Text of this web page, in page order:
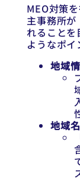
MEO対策
主事務所
れること
ようなポイ
地域
地域